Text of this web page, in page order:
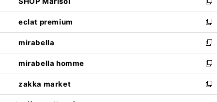
開
く
ド
ウ
で
開
く
ィ
ン
ド
ウ
で
開
く
い
ウ
ィ
ン
ド
ウ
で
開
く
新
し
い
ウ
ィ
ン
ド
ウ
で
開
eclat premium
新
し
い
ウ
ィ
ン
ド
ウ
mirabella
新
し
い
ウ
ィ
ン
mirabella homme
新
し
い
ウ
zakka market
新
し